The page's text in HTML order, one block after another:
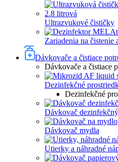
Ultrazvukové čističky
Zariadenia na čistenie
Dávkovače a čistiace
Dávkovače a čistiace
Dezinfekčné
Dezinfekčné
Dávkovač
Dávkovač mydla
Utierky a náhradné